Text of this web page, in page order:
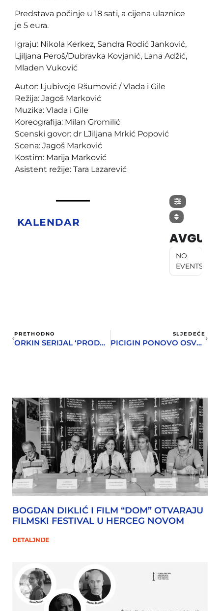
Predstava počinje u 18 sati, a cijena ulaznice
je 5 eura.
Igraju: Nikola Kerkez, Sandra Rodić Janković,
Ljiljana Peroš/Dubravka Kovjanić, Lana Adžić,
Mladen Vuković
Autor: Ljubivoje Ršumović / Vlada i Gile
Režija: Jagoš Marković
Muzika: Vlada i Gile
Koreografija: Milan Gromilić
Scenski govor: dr LJiljana Mrkić Popović
Scena: Jagoš Marković
Kostim: Marija Marković
Asistent režije: Tara Lazarević
KALENDAR
AVGUST
NO
EVENTS
PRETHODNO
ORKIN SERIJAL ‘PRODUCENTI U ROK MUZICI’ – TOM DOWD
SLJEDEĆE
PICIGIN PONOVO OSVOJIO NOVLJANE I GOSTE
BOGDAN DIKLIĆ I FILM “DOM” OTVARAJU
FILMSKI FESTIVAL U HERCEG NOVOM
DETALJNIJE